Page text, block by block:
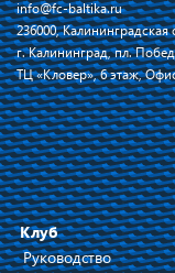
info@fc-baltika.ru
236000, Калининградская
г. Калининград, пл.
ТЦ «Кловер», 6 этаж,
Клуб
Руководство